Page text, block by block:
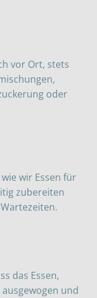
vor Ort, stets
oder
wir Essen für
zubereiten
das Essen,
und